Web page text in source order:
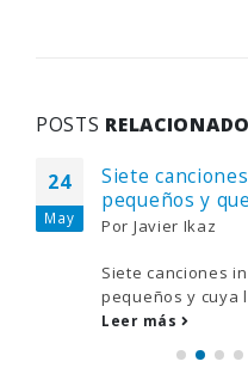
POSTS
24
May
Siete
pequeños y
Por Javier Ikaz
Siete canciones
pequeños y cuya
Leer más